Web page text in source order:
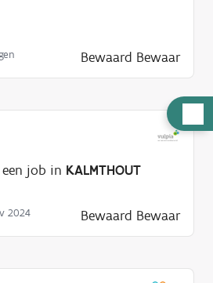
u
o
d
Bewaard Bewaar
job in KALMTHOUT
2024 Bewaard Bewaar